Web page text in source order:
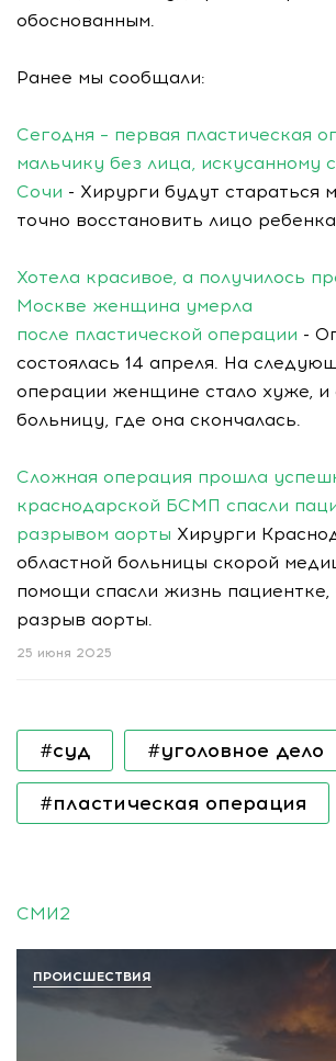
обоснованным.
Ранее мы сообщали:
Сегодня – первая пластическая
мальчику без лица, искусанному
Сочи - Хирурги будут стараться
точно восстановить лицо
Хотела красивое, а получилось
Москве женщина умерла
после пластической операции -
состоялась 14 апреля. На
операции женщине стало хуже, и
больницу, где она скончалась.
Сложная операция прошла
краснодарской БСМП спасли
разрывом аорты Хирурги
областной больницы скорой
помощи спасли жизнь пациентке,
разрыв аорты.
25 июня 2025
#суд #уголовное дело
#пластическая операция
СМИ2
ПРОИСШЕСТВИЯ